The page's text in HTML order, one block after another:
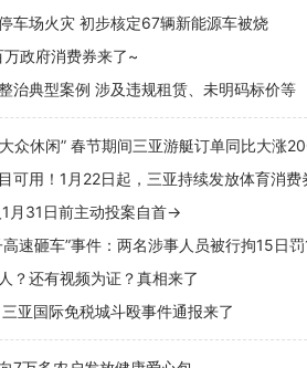
车场火灾 初步核定67辆新能源车被烧
政府消费券来了~
治典型案例 涉及违规租赁、未明码标价等
大众休闲” 春节期间三亚游艇订单同比大涨
可用！1月22日起，三亚持续发放体育消费
月31日前主动投案自首→
高速砸车”事件：两名涉事人员被行拘15日
？还有视频为证？真相来了
亚国际免税城斗殴事件通报来了